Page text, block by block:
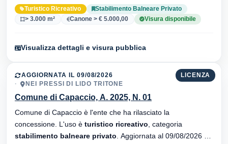
Turistico Ricreativo
Stabilimento Balneare Privato
> 3.000 m²
Canone > € 5.000,00 Visura disponibile
Visualizza dettagli e visura pubblica
LICENZA
AGGIORNATA IL 09/08/2026
NEI PRESSI DI LIDO TRITONE
Comune di Capaccio, A. 2025, N. 01
Comune di Capaccio è l'ente che ha rilasciato la
concessione. L'uso è turistico ricreativo , categoria
stabilimento balneare privato